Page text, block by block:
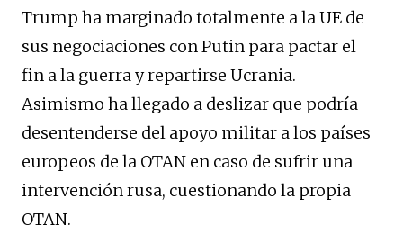
Trump ha marginado totalmente a la UE de
sus negociaciones con Putin para pactar el
fin a la guerra y repartirse Ucrania.
Asimismo ha llegado a deslizar que podría
desentenderse del apoyo militar a los países
europeos de la OTAN en caso de sufrir una
intervención rusa, cuestionando la propia
OTAN.